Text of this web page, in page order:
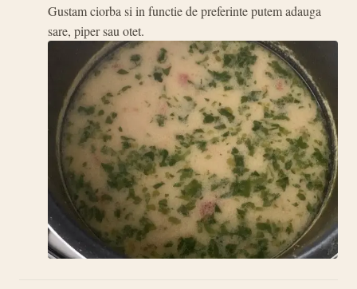
Gustam ciorba si in functie de preferinte putem adauga
sare, piper sau otet.